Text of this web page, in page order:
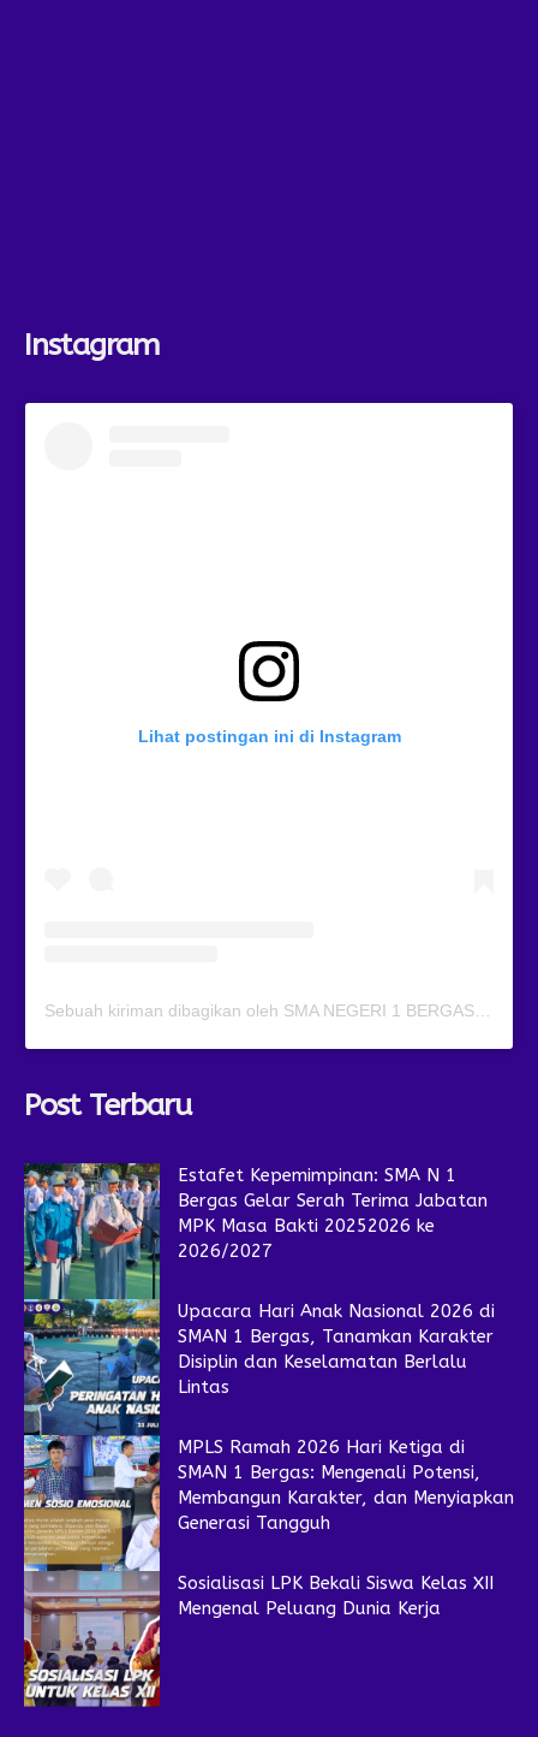
Instagram
Lihat postingan ini di Instagram
Post Terbaru
Estafet Kepemimpinan: SMA N 1
Bergas Gelar Serah Terima Jabatan
MPK Masa Bakti 20252026 ke
2026/2027
Upacara Hari Anak Nasional 2026 di
SMAN 1 Bergas, Tanamkan Karakter
Disiplin dan Keselamatan Berlalu
Lintas
MPLS Ramah 2026 Hari Ketiga di
SMAN 1 Bergas: Mengenali Potensi,
Membangun Karakter, dan Menyiapkan
Generasi Tangguh
Sosialisasi LPK Bekali Siswa Kelas XII
Mengenal Peluang Dunia Kerja